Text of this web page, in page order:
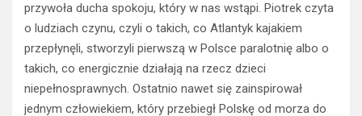
przywoła ducha spokoju, który w nas wstąpi. Piotrek czyta
o ludziach czynu, czyli o takich, co Atlantyk kajakiem
przepłynęli, stworzyli pierwszą w Polsce paralotnię albo o
takich, co energicznie działają na rzecz dzieci
niepełnosprawnych. Ostatnio nawet się zainspirował
jednym człowiekiem, który przebiegł Polskę od morza do